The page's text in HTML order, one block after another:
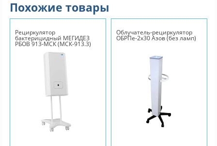
Похожие товары
Рециркулятор
бактерицидный МЕГИДЕЗ
РБОВ 913-МСК (МСК-913.3)
Облучатель-рециркулятор
ОБРПе-2х30 Азов (без ламп)